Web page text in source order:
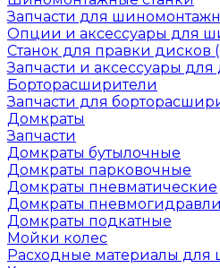
Запчасти для
Опции и аксессуары для
Станок для правки дисков
Запчасти и аксессуары
Борторасширители
Запчасти для
Домкраты
Запчасти
Домкраты бутылочные
Домкраты парковочные
Домкраты пневматические
Домкраты
Домкраты подкатные
Мойки колес
Расходные материалы для